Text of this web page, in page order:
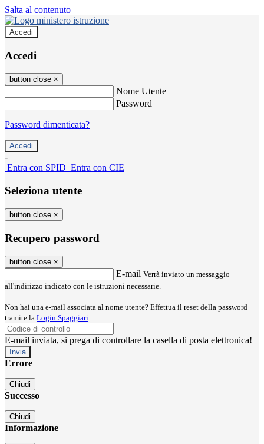
Salta al contenuto
Accedi
Accedi
button close ×
Nome Utente
Password
Password dimenticata?
-
Entra con SPID Entra con CIE
Seleziona utente
button close ×
Recupero password
button close ×
E-mail Verrà inviato un messaggio
all'indirizzo indicato con le istruzioni necessarie.
Non hai una e-mail associata al nome utente? Effettua il reset della password
tramite la Login Spaggiari
E-mail inviata, si prega di controllare la casella di posta elettronica!
Errore
Chiudi
Successo
Chiudi
Informazione